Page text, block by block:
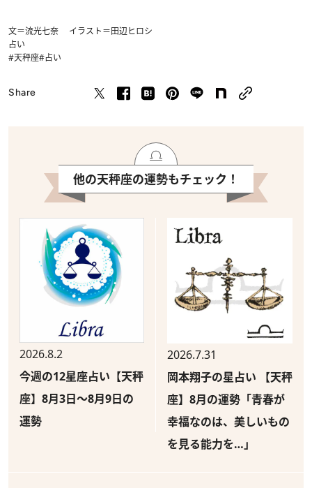
文＝流光七奈 イラスト＝田辺ヒロシ
占い
#天秤座#占い
Share
他の天秤座の運勢もチェック！
2026.8.2
今週の12星座占い【天秤
座】8月3日～8月9日の
運勢
2026.7.31
岡本翔子の星占い 【天秤
座】8月の運勢「青春が
幸福なのは、美しいもの
を見る能力を…」